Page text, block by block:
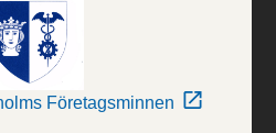
Företagsminnen